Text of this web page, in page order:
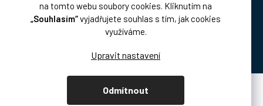
na tomto webu soubory cookies. Kliknutím na
„Souhlasím“vyjadřujete souhlas s tím, jak cookies
využíváme.
Odmítnout
Platba:
Vytvořil Shoptet Premium